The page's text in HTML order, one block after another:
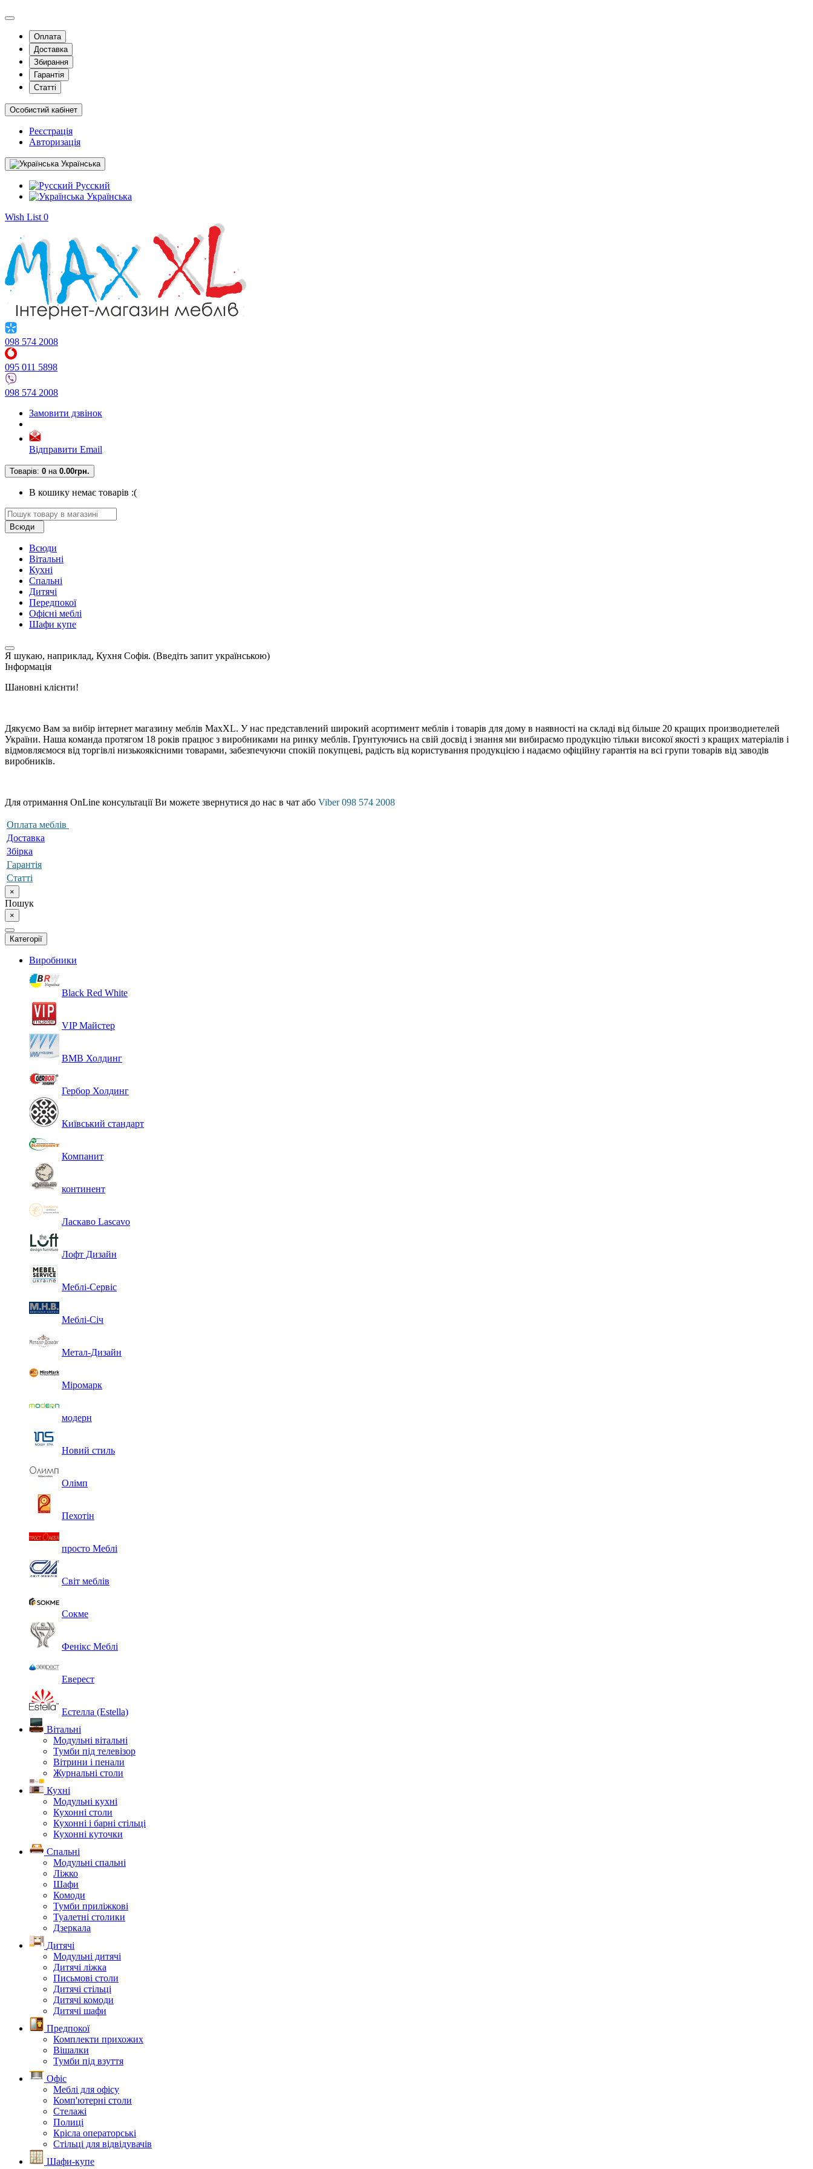
Оплата
Доставка
Збирання
Гарантія
Статті
Особистий кабінет
Реєстрація
Авторизація
Українська
Русский
Українська
Wish List 0
098 574 2008
095 011 5898
098 574 2008
Замовити дзвінок
Відправити Email
Товарів: 0 на 0.00грн.
В кошику немає товарів :(
Всюди
Всюди
Вітальні
Кухні
Спальні
Дитячі
Передпокої
Офісні меблі
Шафи купе
Я шукаю, наприклад, Кухня Софія. (Введіть запит українською)
Інформація
Шановні клієнти!
Дякуємо Вам за вибір інтернет магазину меблів MaxXL. У нас представлений широкий асортимент меблів і товарів для дому в наявності на складі від більше 20 кращих производиетелей
України. Наша команда протягом 18 років працює з виробниками на ринку меблів. Грунтуючись на свій досвід і знання ми вибираємо продукцію тільки високої якості з кращих матеріалів і
відмовляємося від торгівлі низькоякісними товарами, забезпечуючи спокій покупцеві, радість від користування продукцією і надаємо офіційну гарантія на всі групи товарів від заводів
виробників.
Для отримання OnLine консультації Ви можете звернутися до нас в чат або Viber 098 574 2008
Оплата меблів
Доставка
Збірка
Гарантія
Статті
×
Пошук
×
Категорії
Виробники
Black Red White
VIP Майстер
ВМВ Холдинг
Гербор Холдинг
Київський стандарт
Компанит
континент
Ласкаво Lascavo
Лофт Дизайн
Меблі-Сервіс
Меблі-Січ
Метал-Дизайн
Міромарк
модерн
Новий стиль
Олімп
Пехотін
просто Меблі
Світ меблів
Сокме
Фенікс Меблі
Еверест
Естелла (Estella)
Вітальні
Модульні вітальні
Тумби під телевізор
Вітрини і пенали
Журнальні столи
Кухні
Модульні кухні
Кухонні столи
Кухонні і барні стільці
Кухонні куточки
Спальні
Модульні спальні
Ліжко
Шафи
Комоди
Тумби приліжкові
Туалетні столики
Дзеркала
Дитячі
Модульні дитячі
Дитячі ліжка
Письмові столи
Дитячі стільці
Дитячі комоди
Дитячі шафи
Предпокої
Комплекти прихожих
Вішалки
Тумби під взуття
Офіс
Меблі для офісу
Комп'ютерні столи
Стелажі
Полиці
Крісла операторські
Стільці для відвідувачів
Шафи-купе